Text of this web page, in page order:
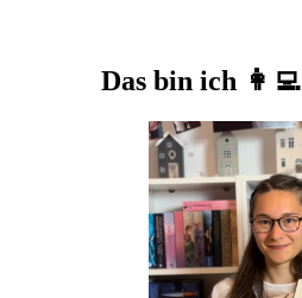
Das bin ich 👩‍💻